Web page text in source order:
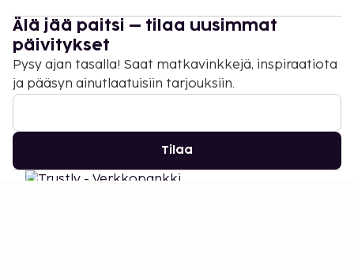
Älä jää paitsi – tilaa uusimmat
päivitykset
Pysy ajan tasalla! Saat matkavinkkejä, inspiraatiota
ja pääsyn ainutlaatuisiin tarjouksiin.
Tilaa